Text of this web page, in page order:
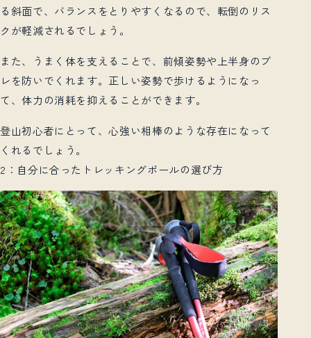
る斜面で、バランスをとりやすくなるので、転倒のリス
クが軽減されるでしょう。
また、うまく体を支えることで、前傾姿勢や上半身のブ
レを防いでくれます。正しい姿勢で歩けるようになっ
て、体力の消耗を抑えることができます。
登山初心者にとって、心強い相棒のような存在になって
くれるでしょう。
2：自分に合ったトレッキングポールの選び方